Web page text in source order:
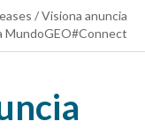
/Visiona anuncia
MundoGEO#Connect